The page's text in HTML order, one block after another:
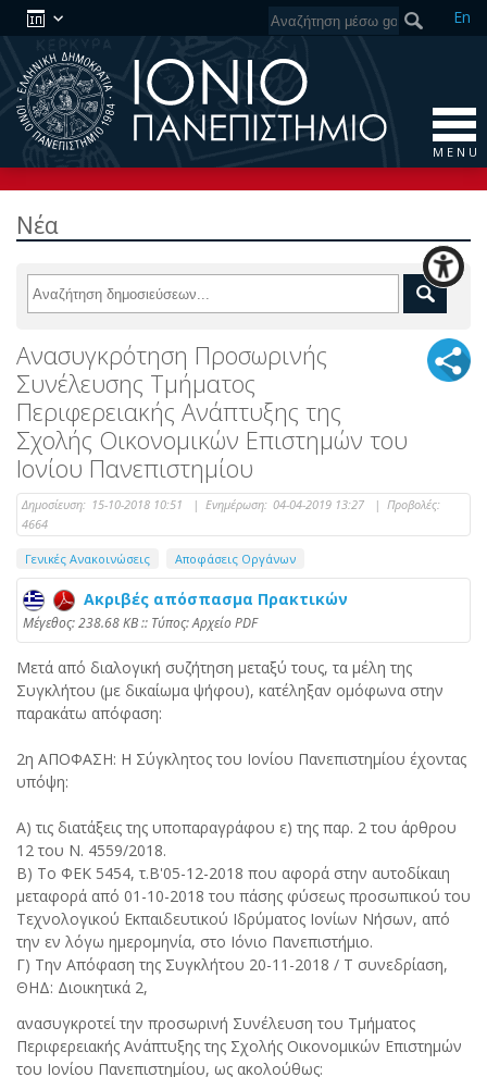
En
M E N U
Νέα
Ανασυγκρότηση Προσωρινής
Συνέλευσης Τμήματος
Περιφερειακής Ανάπτυξης της
Σχολής Οικονομικών Επιστημών του
Ιονίου Πανεπιστημίου
Δημοσίευση: 15-10-2018 10:51 | Ενημέρωση: 04-04-2019 13:27 | Προβολές:
4664
Γενικές Ανακοινώσεις Αποφάσεις Οργάνων
Ακριβές απόσπασμα Πρακτικών
Mέγεθος: 238.68 KB :: Τύπος: Αρχείο PDF
Μετά από διαλογική συζήτηση μεταξύ τους, τα μέλη της
Συγκλήτου (με δικαίωμα ψήφου), κατέληξαν ομόφωνα στην
παρακάτω απόφαση:
2η ΑΠΟΦΑΣΗ: Η Σύγκλητος του Ιονίου Πανεπιστημίου έχοντας
υπόψη:
Α) τις διατάξεις της υποπαραγράφου ε) της παρ. 2 του άρθρου
12 του Ν. 4559/2018.
Β) Το ΦΕΚ 5454, τ.Β'05-12-2018 που αφορά στην αυτοδίκαιη
μεταφορά από 01-10-2018 του πάσης φύσεως προσωπικού του
Τεχνολογικού Εκπαιδευτικού Ιδρύματος Ιονίων Νήσων, από
την εν λόγω ημερομηνία, στο Ιόνιο Πανεπιστήμιο.
Γ) Την Απόφαση της Συγκλήτου 20-11-2018 / Τ συνεδρίαση,
ΘΗΔ: Διοικητικά 2,
ανασυγκροτεί την προσωρινή Συνέλευση του Τμήματος
Περιφερειακής Ανάπτυξης της Σχολής Οικονομικών Επιστημών
του Ιονίου Πανεπιστημίου, ως ακολούθως: